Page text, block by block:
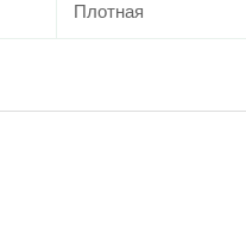
Плотная